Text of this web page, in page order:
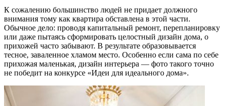
К сожалению большинство людей не придает должного
внимания тому как квартира обставлена в этой части.
Обычное дело: проводя капитальный ремонт, перепланировку
или даже пытаясь сформировать целостный дизайн дома, о
прихожей часто забывают. В результате образовывается
тесное, заваленное хламом место. Особенно если сама по себе
прихожая маленькая, дизайн интерьера — фото такого точно
не победит на конкурсе «Идеи для идеального дома».